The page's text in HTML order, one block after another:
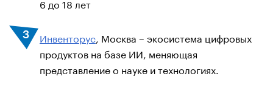
6 до 18 лет
Инвенторус , Москва – экосистема цифровых
продуктов на базе ИИ, меняющая
представление о науке и технологиях.